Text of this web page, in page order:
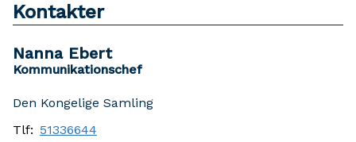
Kontakter
Nanna Ebert
Kommunikationschef
Den Kongelige Samling
Tlf: 51336644